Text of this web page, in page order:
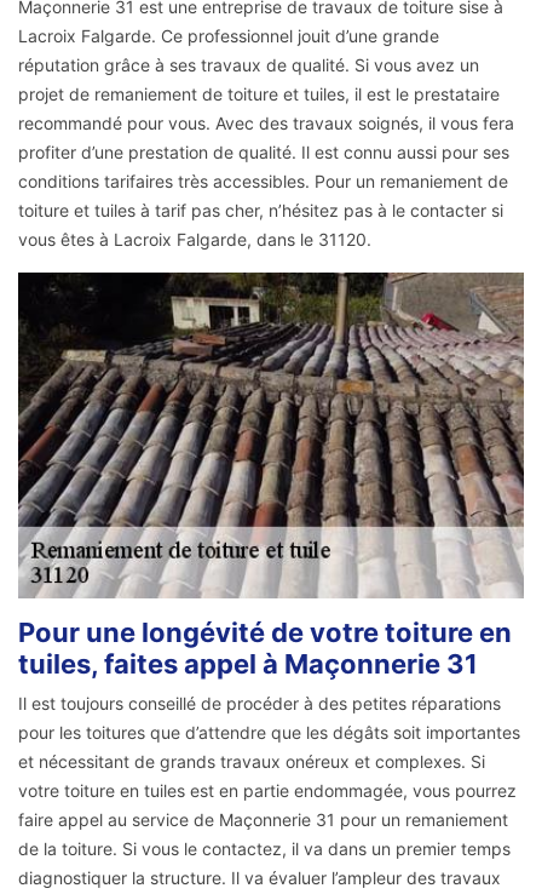
Maçonnerie 31 est une entreprise de travaux de toiture sise à
Lacroix Falgarde. Ce professionnel jouit d’une grande
réputation grâce à ses travaux de qualité. Si vous avez un
projet de remaniement de toiture et tuiles, il est le prestataire
recommandé pour vous. Avec des travaux soignés, il vous fera
profiter d’une prestation de qualité. Il est connu aussi pour ses
conditions tarifaires très accessibles. Pour un remaniement de
toiture et tuiles à tarif pas cher, n’hésitez pas à le contacter si
vous êtes à Lacroix Falgarde, dans le 31120.
Pour une longévité de votre toiture en
tuiles, faites appel à Maçonnerie 31
Il est toujours conseillé de procéder à des petites réparations
pour les toitures que d’attendre que les dégâts soit importantes
et nécessitant de grands travaux onéreux et complexes. Si
votre toiture en tuiles est en partie endommagée, vous pourrez
faire appel au service de Maçonnerie 31 pour un remaniement
de la toiture. Si vous le contactez, il va dans un premier temps
diagnostiquer la structure. Il va évaluer l’ampleur des travaux